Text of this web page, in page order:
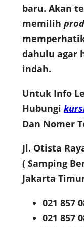
baru. Akan
memilih
dahulu agar
indah.
Untuk Info
Hubungi
Dan Nomer
Jl. Otista
( Samping
Jakarta
021 857
021 857